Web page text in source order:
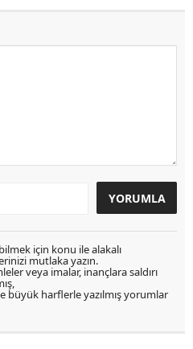
için konu ile alakalı
mutlaka yazın.
veya imalar, inançlara saldırı
büyük harflerle yazılmış yorumlar